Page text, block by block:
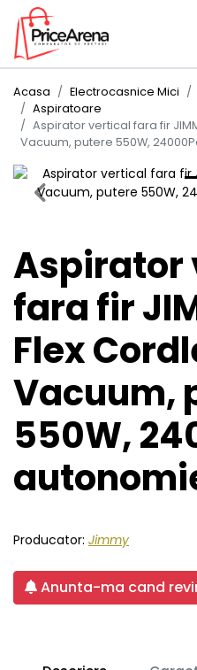
Acasa Electrocasnice Mici
Aspiratoare
Aspirator vertical fara fir
Vacuum, putere 550W,
Previous
Aspirator
fara fir
Flex
Vacuum,
550W,
Producator: Jimmy
Anunta-ma cand